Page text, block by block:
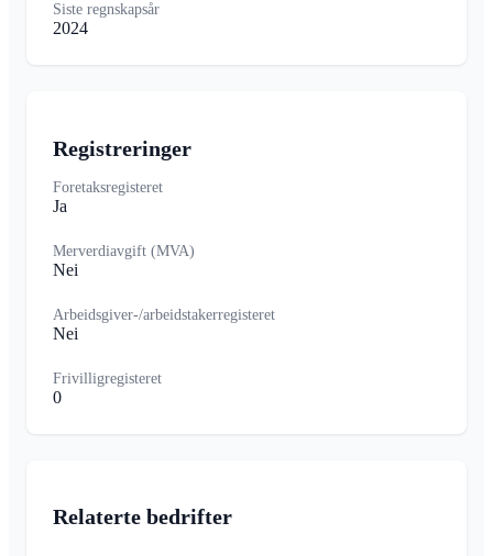
Siste regnskapsår
2024
Registreringer
Foretaksregisteret
Ja
Merverdiavgift (MVA)
Nei
Arbeidsgiver-/arbeidstakerregisteret
Nei
Frivilligregisteret
0
Relaterte bedrifter